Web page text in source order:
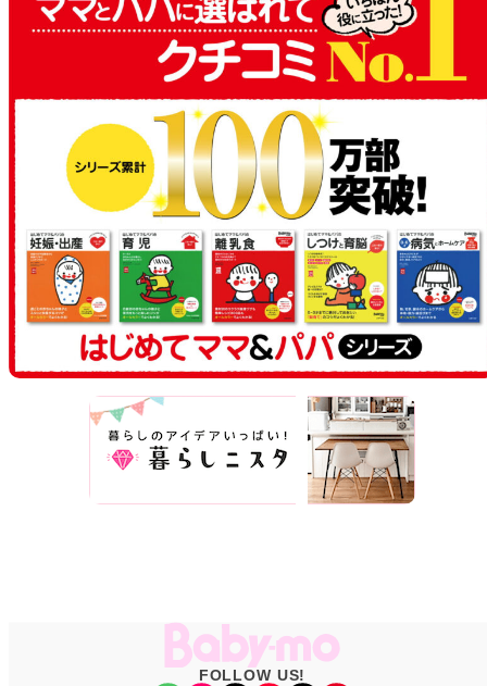
FOLLOW US!